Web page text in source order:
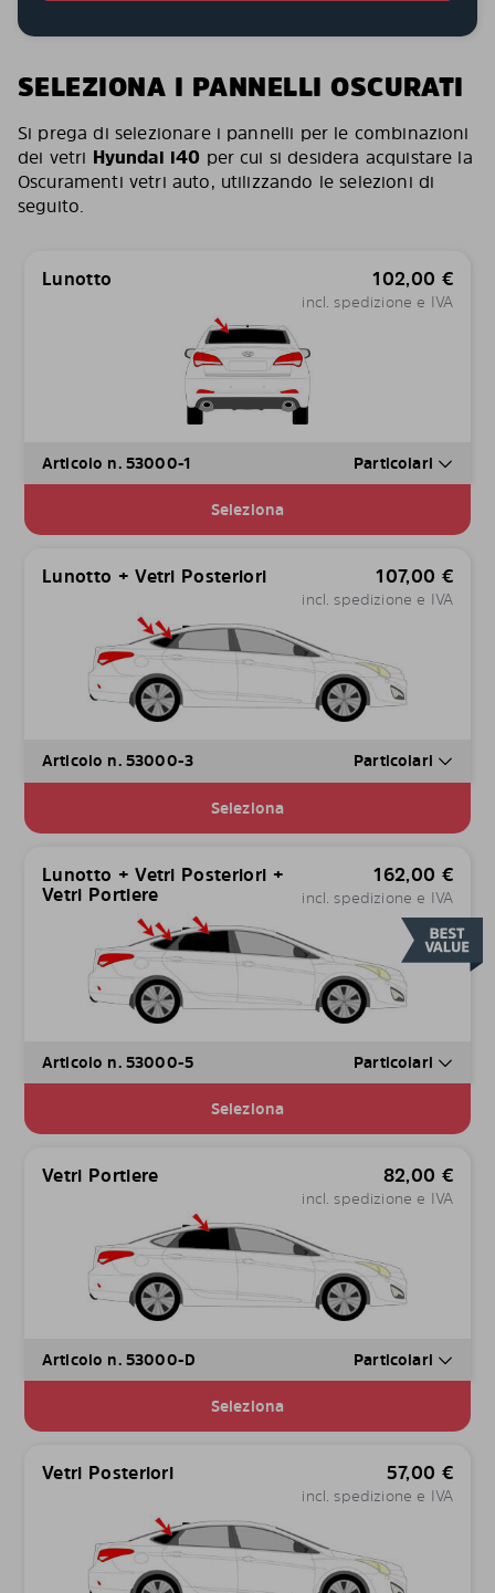
SELEZIONA I PANNELLI OSCURATI
Si prega di selezionare i pannelli per le combinazioni
dei vetri Hyundai i40 per cui si desidera acquistare la
Oscuramenti vetri auto, utilizzando le selezioni di
seguito.
Lunotto 102,00 €
incl. spedizione e IVA
Articolo n. 53000-1 Particolari
Seleziona
Lunotto + Vetri Posteriori 107,00 €
incl. spedizione e IVA
Articolo n. 53000-3 Particolari
Seleziona
Lunotto + Vetri Posteriori +
Vetri Portiere
162,00 €
incl. spedizione e IVA
Articolo n. 53000-5 Particolari
Seleziona
Vetri Portiere 82,00 €
incl. spedizione e IVA
Articolo n. 53000-D Particolari
Seleziona
Vetri Posteriori 57,00 €
incl. spedizione e IVA